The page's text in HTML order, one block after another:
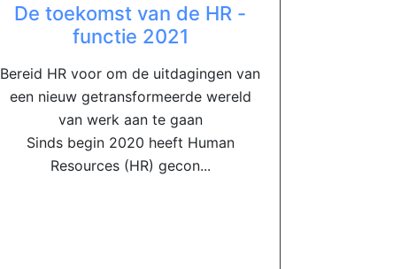
De toekomst van de HR -
functie 2021
Bereid HR voor om de uitdagingen van
een nieuw getransformeerde wereld
van werk aan te gaan
Sinds begin 2020 heeft Human
Resources (HR) gecon...